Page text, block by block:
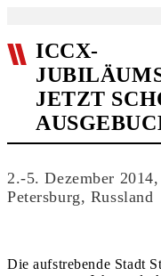
ICCX-
JETZT
2.-5. Dezember
Petersburg, Russland
Die aufstrebende Stadt